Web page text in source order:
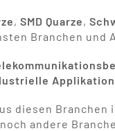
,SMD Quarze,
Branchen und
diesen Branchen
andere